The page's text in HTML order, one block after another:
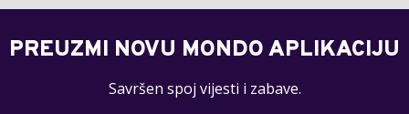
PREUZMI NOVU MONDO APLIKACIJU
Savršen spoj vijesti i zabave.